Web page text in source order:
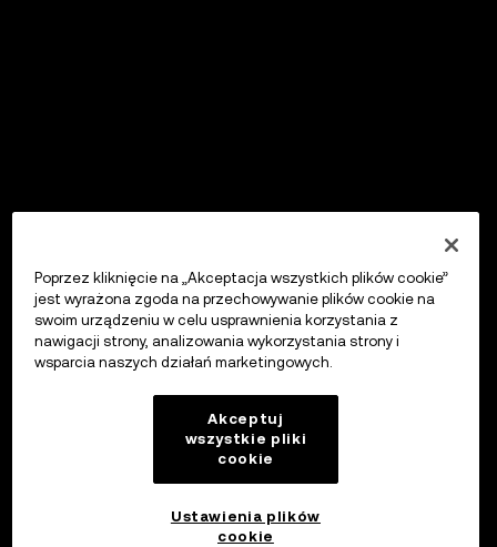
Poprzez kliknięcie na „Akceptacja wszystkich plików cookie”
jest wyrażona zgoda na przechowywanie plików cookie na
swoim urządzeniu w celu usprawnienia korzystania z
nawigacji strony, analizowania wykorzystania strony i
wsparcia naszych działań marketingowych.
Akceptuj
wszystkie pliki
cookie
Ustawienia plików
cookie